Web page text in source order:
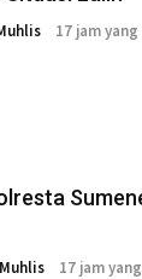
17 jam
17 jam